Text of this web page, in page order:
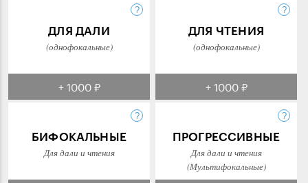
ДЛЯ ДАЛИ
(однофокальные)
+ 1000 ₽
ДЛЯ ЧТЕНИЯ
(однофокальные)
+ 1000 ₽
БИФОКАЛЬНЫЕ
Для дали и чтения
ПРОГРЕССИВНЫЕ
Для дали и чтения
(Мультифокальные)